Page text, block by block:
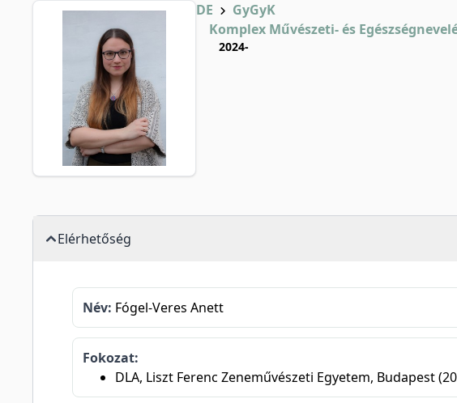
DE
GyGyK
Komplex Művészeti- és
2024-
Elérhetőség
Név: Fógel-Veres Anett
Fokozat:
DLA, Liszt Ferenc Zeneművészeti Egyetem, Budapest